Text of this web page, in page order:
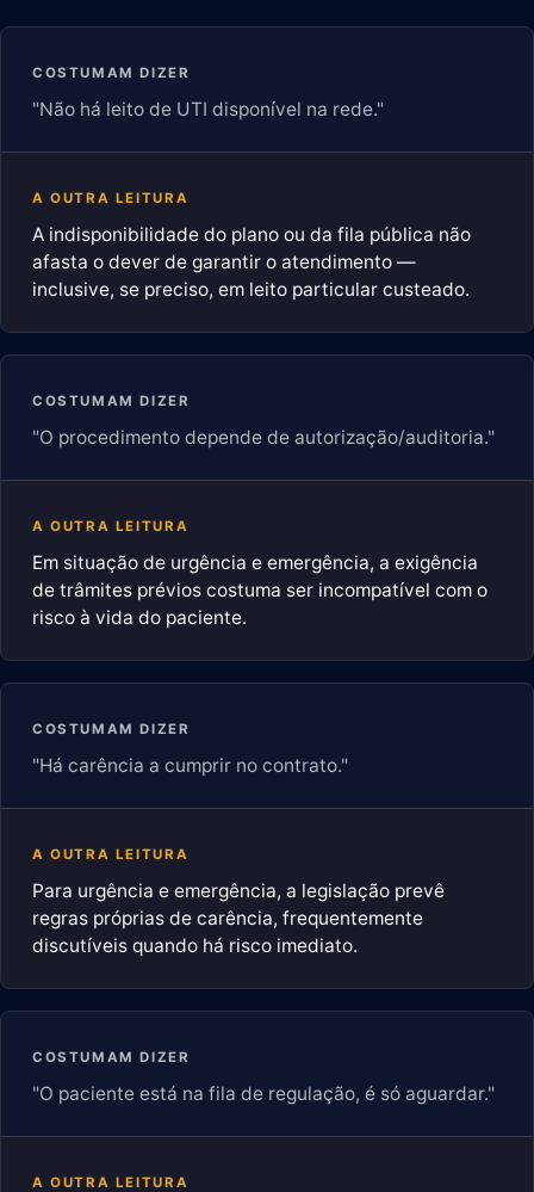
COSTUMAM DIZER
"Não há leito de UTI disponível na rede."
A OUTRA LEITURA
A indisponibilidade do plano ou da fila pública não
afasta o dever de garantir o atendimento —
inclusive, se preciso, em leito particular custeado.
COSTUMAM DIZER
"O procedimento depende de autorização/auditoria."
A OUTRA LEITURA
Em situação de urgência e emergência, a exigência
de trâmites prévios costuma ser incompatível com o
risco à vida do paciente.
COSTUMAM DIZER
"Há carência a cumprir no contrato."
A OUTRA LEITURA
Para urgência e emergência, a legislação prevê
regras próprias de carência, frequentemente
discutíveis quando há risco imediato.
COSTUMAM DIZER
"O paciente está na fila de regulação, é só aguardar."
A OUTRA LEITURA